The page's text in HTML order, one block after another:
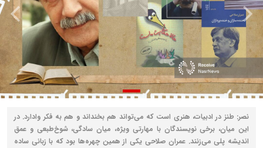
نصر: طنز در ادبیات، هنری است که می‌تواند هم بخنداند و هم به فکر وادارد. در
این میان، برخی نویسندگان با مهارتی ویژه، میان سادگی، شوخ‌طبعی و عمق
اندیشه پلی می‌زنند. عمران صلاحی یکی از همین چهره‌ها بود که با زبانی ساده